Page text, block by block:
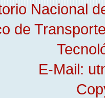
Nacional
de
E-Mail: